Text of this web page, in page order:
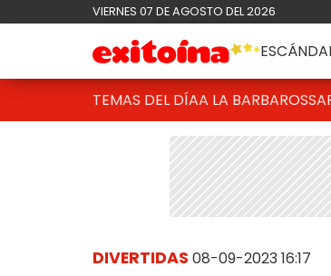
VIERNES 07 DE AGOSTO DEL 2026
TEMAS DEL DÍAA LA BARBAROSSA
DIVERTIDAS 08-09-2023 16:17